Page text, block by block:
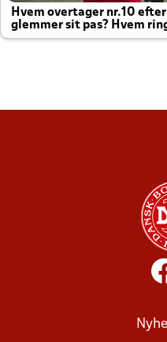
Hvem overtager nr.10
glemmer sit pas? Hvem
altid til efter kampe?